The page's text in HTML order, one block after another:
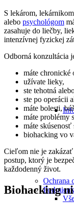
Ochrana
S lekárom,
alebo psychológom
zasahuje do liečby,
intenzívnej fyzickej
Odborná konzultácia
máte chronické
užívate lieky,
ste tehotná
ste po operácii
máte bolesti,
máte problémy
máte
biohacking vo
Cieľom nie je
postup, ktorý je
každodenný život.
Biohacking